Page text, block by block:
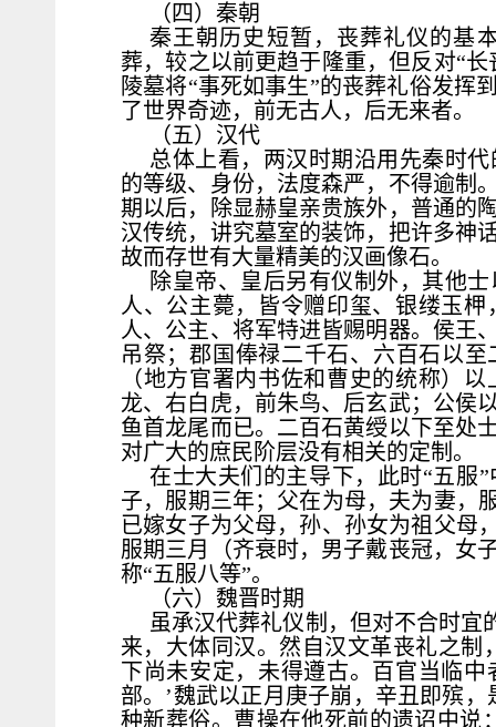
（四）秦朝
秦王朝历史短暂，丧葬礼仪的基
葬，较之以前更趋于隆重，但反对“
陵墓将“事死如事生”的丧葬礼俗发挥
了世界奇迹，前无古人，后无来者。
（五）汉代
总体上看，两汉时期沿用先秦时
的等级、身份，法度森严，不得逾制
期以后，除显赫皇亲贵族外，普通的
汉传统，讲究墓室的装饰，把许多神
故而存世有大量精美的汉画像石。
除皇帝、皇后另有仪制外，其他
人、公主薨，皆令赠印玺、银缕玉
人、公主、将军特进皆赐明器。侯王
吊祭；郡国俸禄二千石、六百石以
（地方官署内书佐和曹史的统称）
龙、右白虎，前朱鸟、后玄武；公侯
鱼首龙尾而已。二百石黄绶以下至处
对广大的庶民阶层没有相关的定制。
在士大夫们的主导下，此时“五服
子，服期三年；父在为母，夫为妻，
已嫁女子为父母，孙、孙女为祖父母
服期三月（齐衰时，男子戴丧冠，女
称“五服八等”。
（六）魏晋时期
虽承汉代葬礼仪制，但对不合时宜
来，大体同汉。然自汉文革丧礼之制
下尚未安定，未得遵古。百官当临
部。’魏武以正月庚子崩，辛丑即殡
种新葬俗。曹操在他死前的遗诏中说